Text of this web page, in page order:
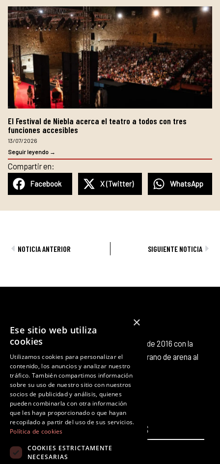
El Festival de Niebla acerca el teatro a todos con tres
funciones accesibles
13/07/2026
Seguir leyendo →
Compartir en:
Facebook X (Twitter) WhatsApp
AntNOTICIA ANTERIOR SIGUIENTE NOTICIA
Octubre Producciones nace en octubre de 2016 con la
intención de aportar nuestro pequeño grano de arena al
panorama cultural existente.
F
a
c
e
b
o
T
w
i
t
t
r
I
n
s
t
a
r
Y
o
u
t
u
e
L
i
n
k
e
i
T
k
o
PÁGINAS
Inicio
LEGALES
Aviso legal
×
Ese sitio web utiliza
cookies
Utilizamos cookies para personalizar el
contenido, los anuncios y analizar nuestro
tráfico. También compartimos información
sobre su uso de nuestro sitio con nuestros
socios de publicidad y análisis, quienes
pueden combinarla con otra información
que les haya proporcionado o que hayan
recopilado a partir del uso de sus servicios.
Política de cookies
COOKIES ESTRICTAMENTE
NECESARIAS